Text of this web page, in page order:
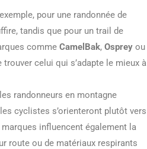
pour une randonnée de
tandis que pour un trail de
comme CamelBak, Osprey ou
celui qui s’adapte le mieux à
randonneurs en montagne
cyclistes s’orienteront plutôt vers
influencent également la
route ou de matériaux respirants